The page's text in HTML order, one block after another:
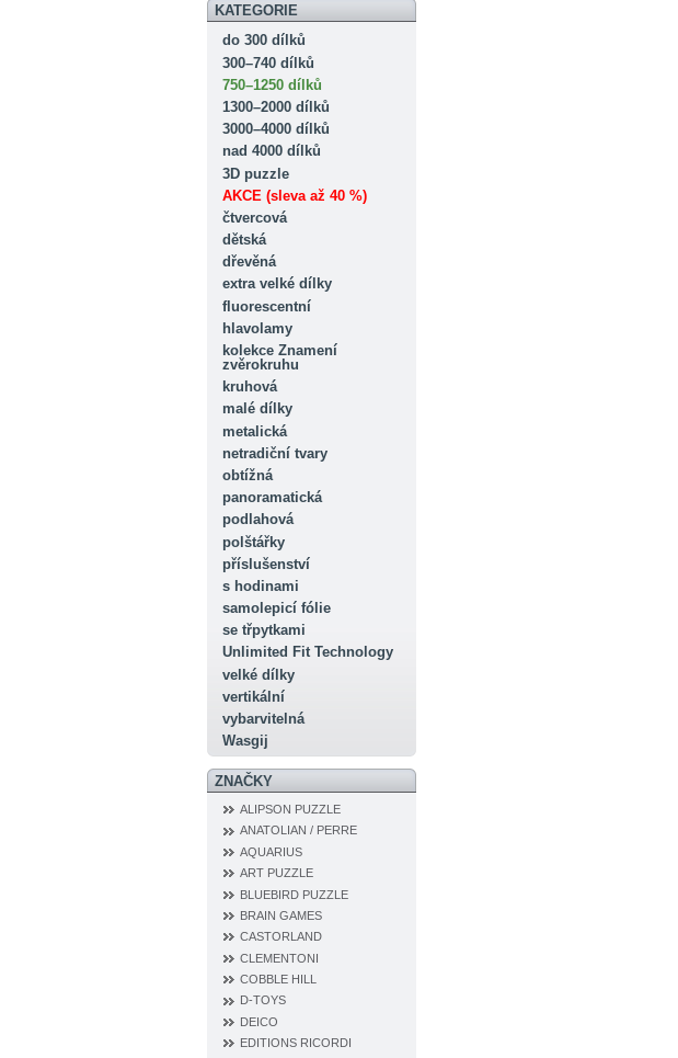
KATEGORIE
do 300 dílků
300–740 dílků
750–1250 dílků
1300–2000 dílků
3000–4000 dílků
nad 4000 dílků
3D puzzle
AKCE (sleva až 40 %)
čtvercová
dětská
dřevěná
extra velké dílky
fluorescentní
hlavolamy
kolekce Znamení
zvěrokruhu
kruhová
malé dílky
metalická
netradiční tvary
obtížná
panoramatická
podlahová
polštářky
příslušenství
s hodinami
samolepicí fólie
se třpytkami
Unlimited Fit Technology
velké dílky
vertikální
vybarvitelná
Wasgij
ZNAČKY
ALIPSON PUZZLE
ANATOLIAN / PERRE
AQUARIUS
ART PUZZLE
BLUEBIRD PUZZLE
BRAIN GAMES
CASTORLAND
CLEMENTONI
COBBLE HILL
D‐TOYS
DEICO
EDITIONS RICORDI